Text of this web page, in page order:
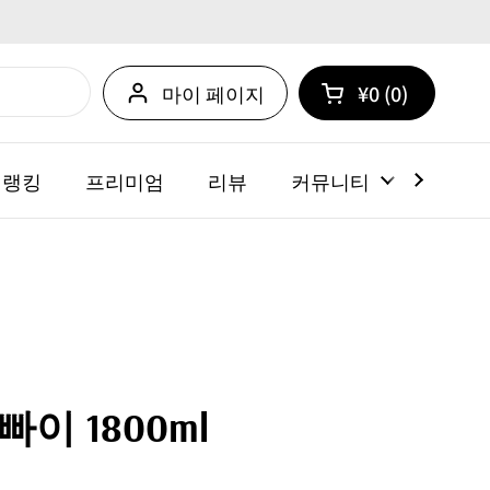
마이 페이지 카트 열기
쇼핑 카트 총계:
¥0 0
카트 내에 제품
킹 프리미엄 리뷰 커뮤니티
이 1800ml